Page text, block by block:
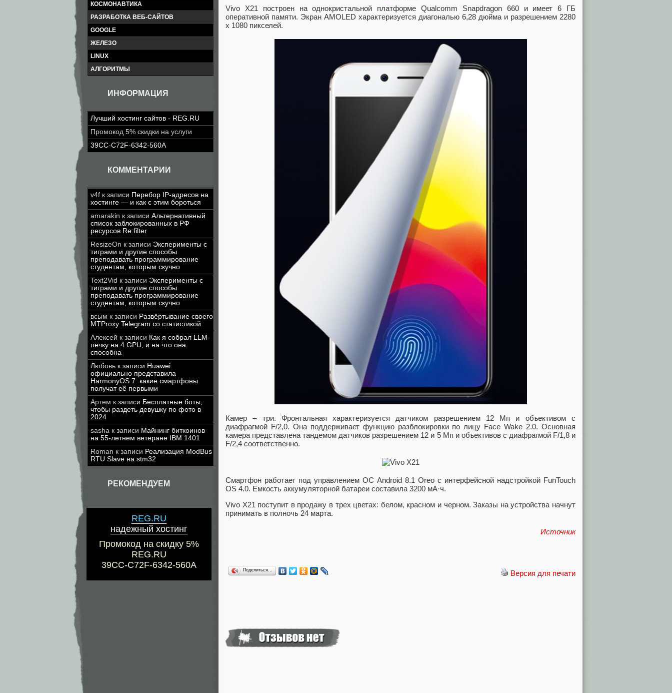
КОСМОНАВТИКА
РАЗРАБОТКА ВЕБ-САЙТОВ
GOOGLE
ЖЕЛЕЗО
LINUX
АЛГОРИТМЫ
ИНФОРМАЦИЯ
Лучший хостинг сайтов - REG.RU
Промокод 5% скидки на услуги
39CC-C72F-6342-560A
КОММЕНТАРИИ
v4f к записи Перебор IP-адресов на
хостинге — и как с этим бороться
amarakin к записи Альтернативный
список заблокированных в РФ
ресурсов Re:filter
ResizeOn к записи Эксперименты с
тиграми и другие способы
преподавать программирование
студентам, которым скучно
Text2Vid к записи Эксперименты с
тиграми и другие способы
преподавать программирование
студентам, которым скучно
всым к записи Развёртывание своего
MTProxy Telegram со статистикой
Алексей к записи Как я собрал LLM-
печку на 4 GPU, и на что она
способна
Любовь к записи Huawei
официально представила
HarmonyOS 7: какие смартфоны
получат её первыми
Артем к записи Бесплатные боты,
чтобы раздеть девушку по фото в
2024
sasha к записи Майнинг биткоинов
на 55-летнем ветеране IBM 1401
Roman к записи Реализация ModBus
RTU Slave на stm32
РЕКОМЕНДУЕМ
REG.RU
надежный хостинг
Промокод на скидку 5%
REG.RU
39CC-C72F-6342-560A
Vivo X21 построен на однокристальной платформе Qualcomm Snapdragon 660 и имеет 6 ГБ
оперативной памяти. Экран AMOLED характеризуется диагональю 6,28 дюйма и разрешением 2280
х 1080 пикселей.
Камер – три. Фронтальная характеризуется датчиком разрешением 12 Мп и объективом с
диафрагмой F/2,0. Она поддерживает функцию разблокировки по лицу Face Wake 2.0. Основная
камера представлена тандемом датчиков разрешением 12 и 5 Мп и объективов с диафрагмой F/1,8 и
F/2,4 соответственно.
Смартфон работает под управлением ОС Android 8.1 Oreo с интерфейсной надстройкой FunTouch
OS 4.0. Емкость аккумуляторной батареи составила 3200 мА·ч.
Vivo X21 поступит в продажу в трех цветах: белом, красном и черном. Заказы на устройства начнут
принимать в полночь 24 марта.
Источник
Версия для печати
Поделиться…